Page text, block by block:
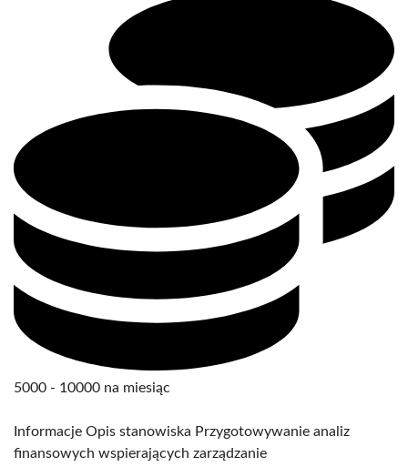
5000 - 10000 na miesiąc
Informacje Opis stanowiska Przygotowywanie analiz
finansowych wspierających zarządzanie